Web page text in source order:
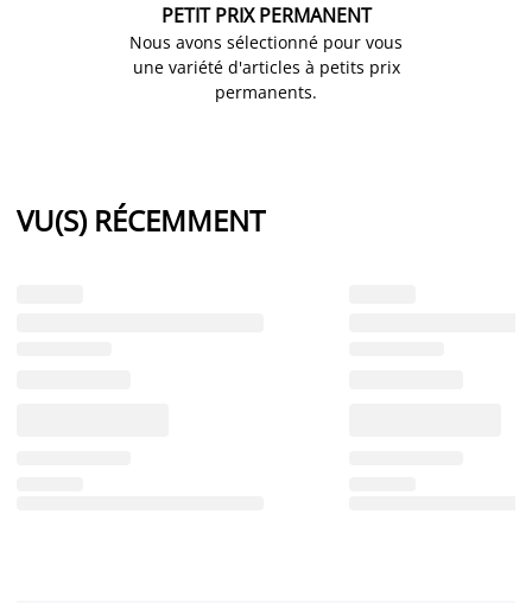
PETIT PRIX PERMANENT
Nous avons sélectionné pour vous
une variété d'articles à petits prix
permanents.
VU(S) RÉCEMMENT